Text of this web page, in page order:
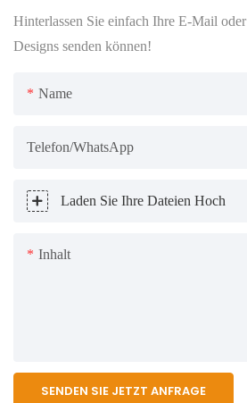
Hinterlassen Sie einfach Ihre E-Mail
Designs senden können!
Name
Telefon/WhatsApp
Laden Sie Ihre Dateien Hoch
Inhalt
SENDEN SIE JETZT ANFRAGE